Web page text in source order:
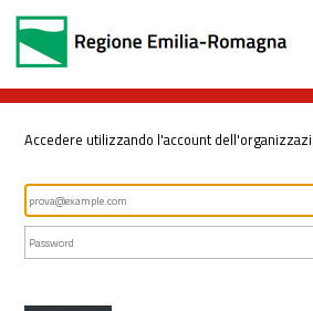
Accedere utilizzando l'account